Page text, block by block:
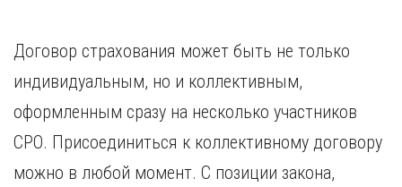
Договор страхования может быть не только
индивидуальным, но и коллективным,
оформленным сразу на несколько участников
СРО. Присоединиться к коллективному договору
можно в любой момент. С позиции закона,